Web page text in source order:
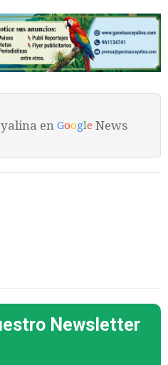
en Google News
Newsletter